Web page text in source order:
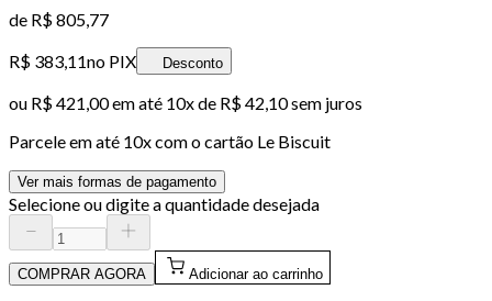
de R$ 805,77
R$ 383,11no PIX Desconto
ou R$ 421,00em até 10x de R$ 42,10 sem juros
Parcele em até 10x com o cartão Le Biscuit
Ver mais formas de pagamento
Selecione ou digite a quantidade desejada
COMPRAR AGORA Adicionar ao carrinho